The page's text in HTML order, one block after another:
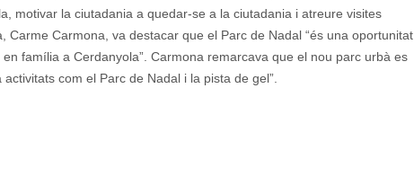
motivar la ciutadania a quedar-se a la ciutadania i atreure visites
Carme Carmona, va destacar que el Parc de Nadal “és una oportunitat
família a Cerdanyola”. Carmona remarcava que el nou parc urbà es
com el Parc de Nadal i la pista de gel”.